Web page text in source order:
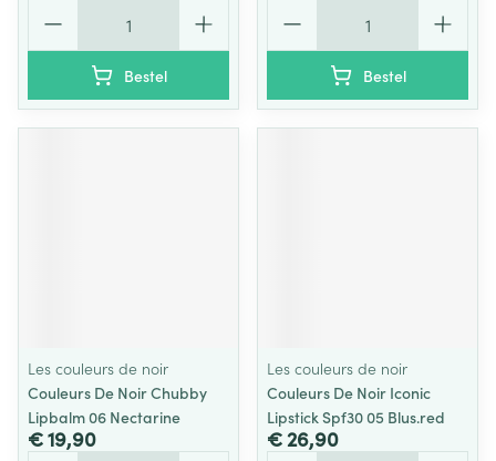
Bestel Bestel
Les couleurs de noir
Couleurs De Noir Chubby
Lipbalm 06 Nectarine
€ 19,90
Les couleurs de noir
Couleurs De Noir Iconic
Lipstick Spf30 05 Blus.red
€ 26,90